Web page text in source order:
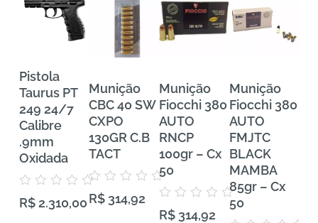
Pistola
Taurus PT
249 24/7
Calibre
.9mm
Oxidada
0
R$2.310,00
Munição
CBC 40 SW
CXPO
130GR C.B
TACT
0
R$ 314,92
Munição
Fiocchi 380
AUTO
RNCP
100gr – Cx
50
0
R$ 314,92
Munição
Fiocchi 380
AUTO
FMJTC
BLACK
MAMBA
85gr – Cx
50